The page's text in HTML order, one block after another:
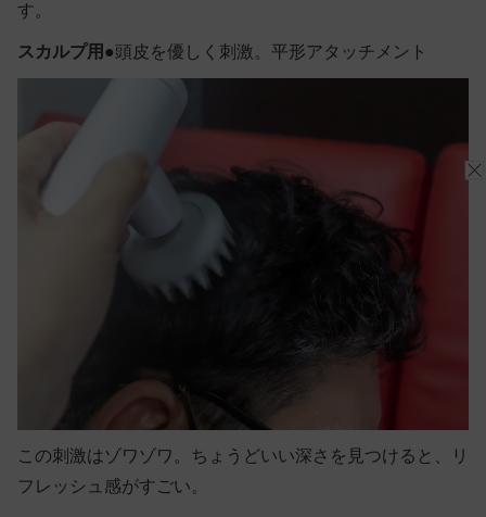
す。
スカルプ用●頭皮を優しく刺激。平形アタッチメント
この刺激はゾワゾワ。ちょうどいい深さを見つけると、リ
フレッシュ感がすごい。